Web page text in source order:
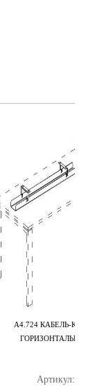
А4.724 КАБЕЛЬ-КАНАЛ
ГОРИЗОНТАЛЬНЫЙ
Артикул: